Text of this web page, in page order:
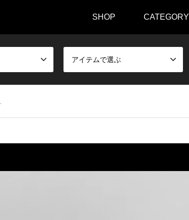
SHOP CATEGORY
アイテムで選ぶ